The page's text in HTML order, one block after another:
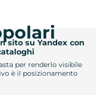
sito su Yandex con
per renderlo visibile
è il posizionamento